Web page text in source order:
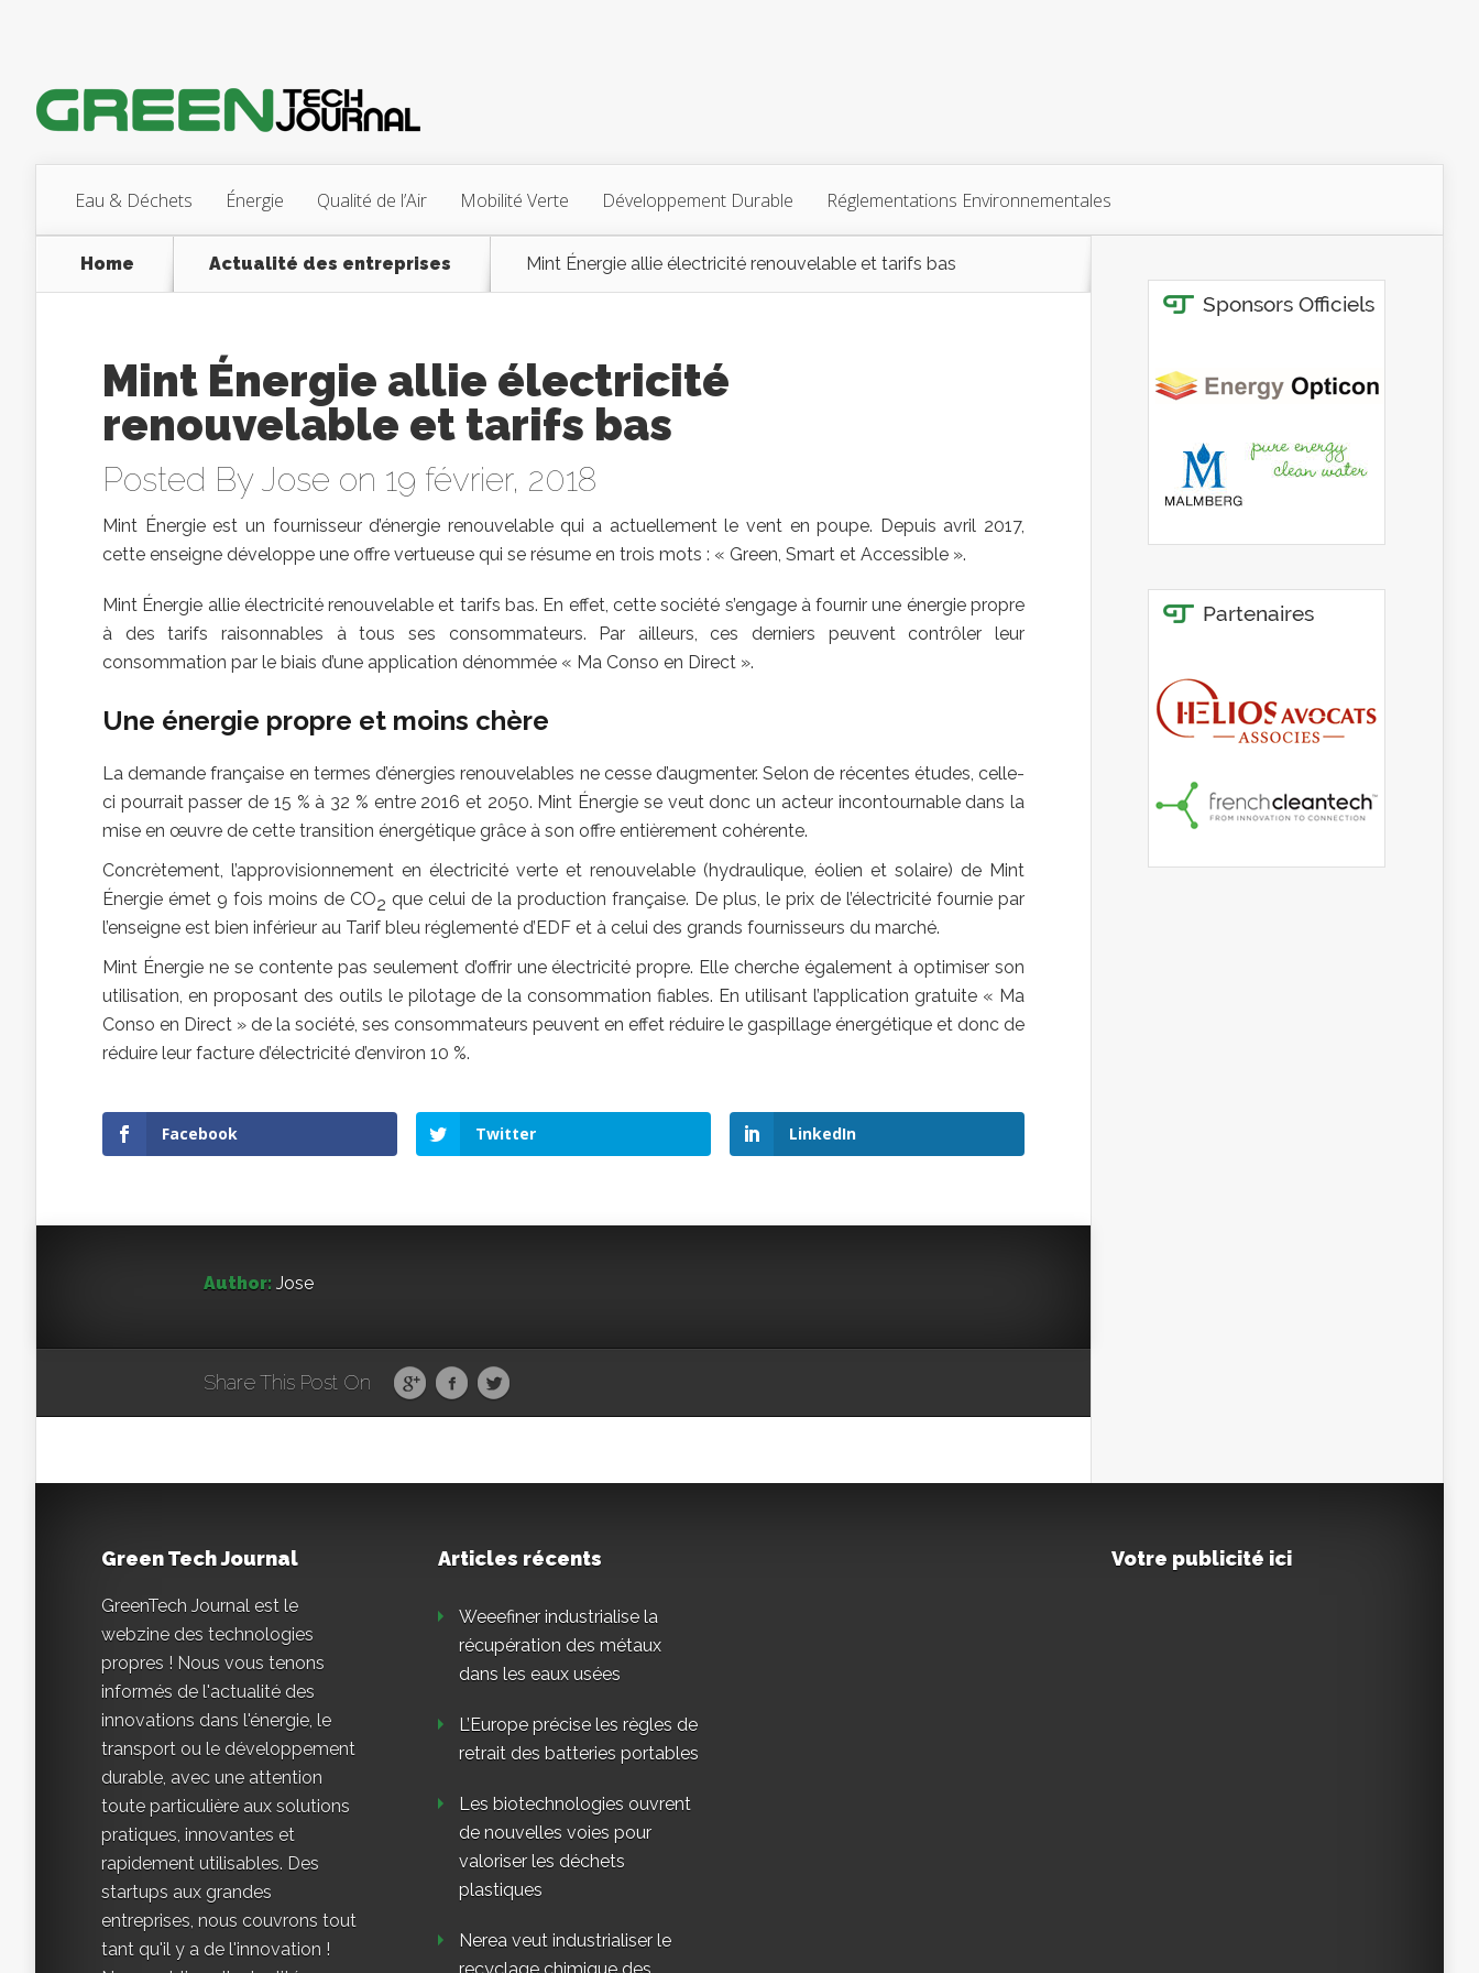
Eau & Déchets Énergie Qualité de l’Air Mobilité Verte Développement Durable Réglementations Environnementales
Home Actualité des entreprises Mint Énergie allie électricité renouvelable et tarifs bas
Mint Énergie allie électricité
renouvelable et tarifs bas
Posted By Jose on 19 février, 2018
Mint Énergie est un fournisseur d’énergie renouvelable qui a actuellement le vent en poupe. Depuis avril 2017,
cette enseigne développe une offre vertueuse qui se résume en trois mots : « Green, Smart et Accessible ».
Mint Énergie allie électricité renouvelable et tarifs bas. En effet, cette société s’engage à fournir une énergie propre
à des tarifs raisonnables à tous ses consommateurs. Par ailleurs, ces derniers peuvent contrôler leur
consommation par le biais d’une application dénommée « Ma Conso en Direct ».
Une énergie propre et moins chère
La demande française en termes d’énergies renouvelables ne cesse d’augmenter. Selon de récentes études, celle-
ci pourrait passer de 15 % à 32 % entre 2016 et 2050. Mint Énergie se veut donc un acteur incontournable dans la
mise en œuvre de cette transition énergétique grâce à son offre entièrement cohérente.
Concrètement, l’approvisionnement en électricité verte et renouvelable (hydraulique, éolien et solaire) de Mint
Énergie émet 9 fois moins de CO2 que celui de la production française. De plus, le prix de l’électricité fournie par
l’enseigne est bien inférieur au Tarif bleu réglementé d’EDF et à celui des grands fournisseurs du marché.
Mint Énergie ne se contente pas seulement d’offrir une électricité propre. Elle cherche également à optimiser son
utilisation, en proposant des outils le pilotage de la consommation fiables. En utilisant l’application gratuite « Ma
Conso en Direct » de la société, ses consommateurs peuvent en effet réduire le gaspillage énergétique et donc de
réduire leur facture d’électricité d’environ 10 %.
Facebook Twitter LinkedIn
Author: Jose
Share This Post On
Green Tech Journal
GreenTech Journal est le
webzine des technologies
propres ! Nous vous tenons
informés de l'actualité des
innovations dans l'énergie, le
transport ou le développement
durable, avec une attention
toute particulière aux solutions
pratiques, innovantes et
rapidement utilisables. Des
startups aux grandes
entreprises, nous couvrons tout
tant qu'il y a de l'innovation !
Articles récents
Weeefiner industrialise la
récupération des métaux
dans les eaux usées
L’Europe précise les règles de
retrait des batteries portables
Les biotechnologies ouvrent
de nouvelles voies pour
valoriser les déchets
plastiques
Nerea veut industrialiser le
Votre publicité ici